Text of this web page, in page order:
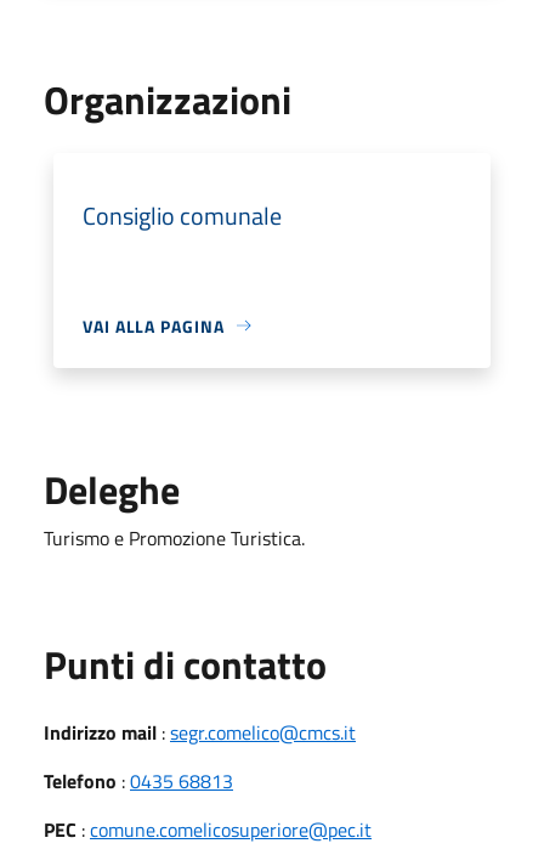
Organizzazioni
Consiglio comunale
VAI ALLA PAGINA
Deleghe
Turismo e Promozione Turistica.
Punti di contatto
Indirizzo mail :segr.comelico@cmcs.it
Telefono :0435 68813
PEC :comune.comelicosuperiore@pec.it